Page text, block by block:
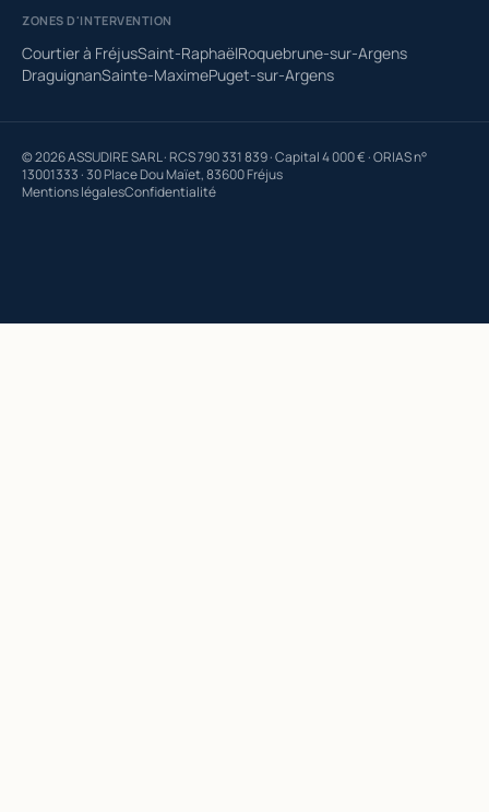
ZONES D'INTERVENTION
Courtier à FréjusSaint-RaphaëlRoquebrune-sur-Argens
DraguignanSainte-MaximePuget-sur-Argens
© 2026 ASSUDIRE SARL · RCS 790 331 839 · Capital 4 000 € · ORIAS n°
13001333 · 30 Place Dou Maïet, 83600 Fréjus
Mentions légalesConfidentialité